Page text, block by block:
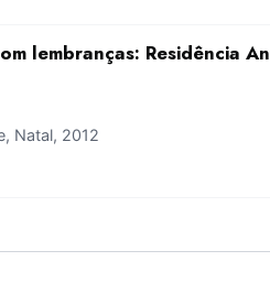
lembranças: Residência
Natal, 2012